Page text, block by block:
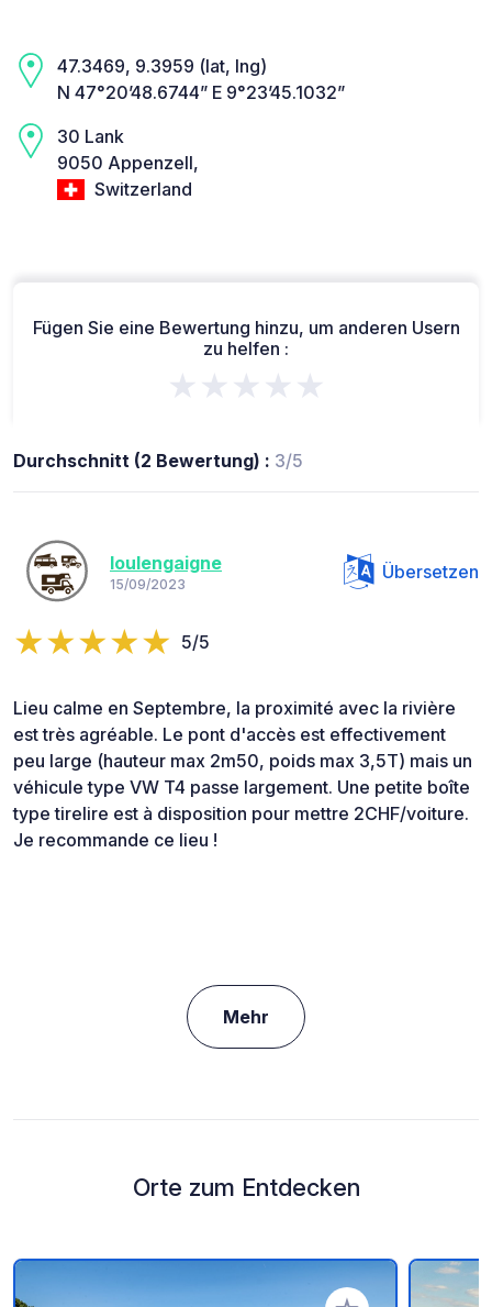
47.3469, 9.3959 (lat, lng)
N 47°20’48.6744” E 9°23’45.1032”
30 Lank
9050 Appenzell,
Switzerland
Fügen Sie eine Bewertung hinzu, um anderen Usern
zu helfen :
★★★★★
Durchschnitt (2 Bewertung) : 3/5
loulengaigne
15/09/2023
Übersetzen
5/5
Lieu calme en Septembre, la proximité avec la rivière
est très agréable. Le pont d'accès est effectivement
peu large (hauteur max 2m50, poids max 3,5T) mais un
véhicule type VW T4 passe largement. Une petite boîte
type tirelire est à disposition pour mettre 2CHF/voiture.
Je recommande ce lieu !
Mehr
Orte zum Entdecken